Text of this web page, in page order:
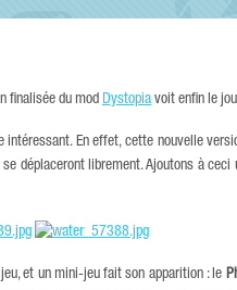
finalisée du mod Dystopia voit enfin le
intéressant. En effet, cette nouvelle
déplaceront librement. Ajoutons à
et un mini-jeu fait son apparition : le